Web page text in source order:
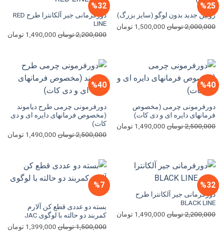
%25
ژوبین جدید بدون لوگو (سایز بزرگ)
2,000,000تومان قیمت
1,500,000 تومانقیمت
فعلی
%32
دورفرمانی جیر آلکانترا طرح RED
LINE
2,200,000تومان قیمت
بود.
1,490,000 تومان
%40
دورفرمونی چرمی (مخصوص
فرمانهای دایره ای و دی کات)
2,500,000تومان قیمت
1,490,000 تومانقیمت
فعلی
%40
دورفرمونی چرمی طرح دیاموند
(مخصوص فرمانهای دایره ای و دی
کات)
2,500,000تومان قیمت
بود.
1,490,000 تومان
%32
دورفرمانی جیر آلکانترا طرح
BLACK LINE
2,200,000تومان قیمت
1,490,000 تومانقیمت
فعلی
%7
بسته دو عددی قطع کن آلارم
کمربند دو حالته با لوگوی JAC
1,500,000تومان قیمت
1,399,000 تومان